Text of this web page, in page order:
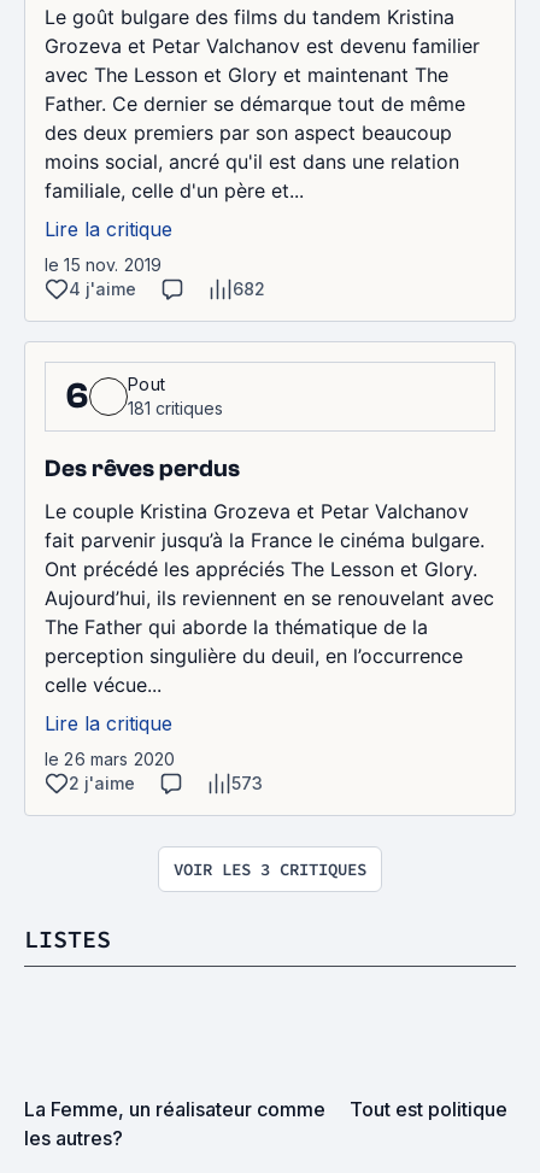
Le goût bulgare des films du tandem Kristina
Grozeva et Petar Valchanov est devenu familier
avec The Lesson et Glory et maintenant The
Father. Ce dernier se démarque tout de même
des deux premiers par son aspect beaucoup
moins social, ancré qu'il est dans une relation
familiale, celle d'un père et...
Lire la critique
le 15 nov. 2019
4 j'aime
682
6
Pout
181 critiques
Des rêves perdus
Le couple Kristina Grozeva et Petar Valchanov
fait parvenir jusqu’à la France le cinéma bulgare.
Ont précédé les appréciés The Lesson et Glory.
Aujourd’hui, ils reviennent en se renouvelant avec
The Father qui aborde la thématique de la
perception singulière du deuil, en l’occurrence
celle vécue...
Lire la critique
le 26 mars 2020
2 j'aime
573
VOIR LES 3 CRITIQUES
LISTES
La Femme, un réalisateur comme
les autres?
Tout est politique